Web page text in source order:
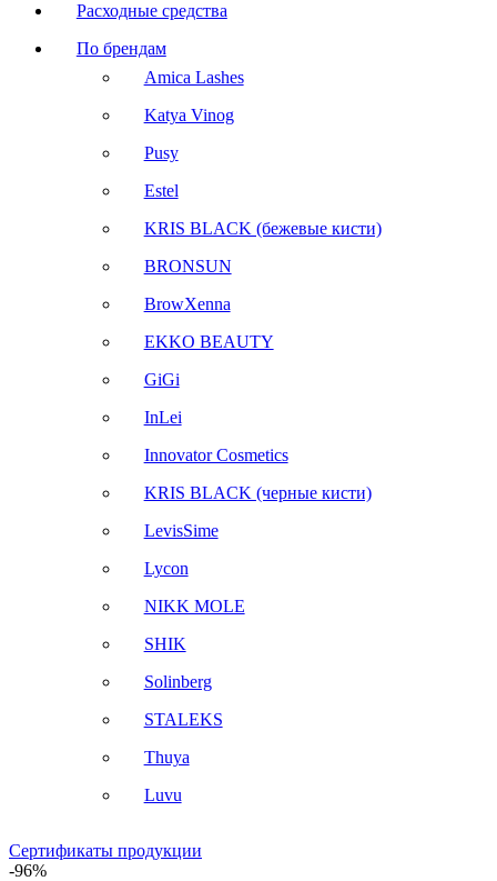
Расходные средства
По брендам
Amica Lashes
Katya Vinog
Pusy
Estel
KRIS BLACK (бежевые кисти)
BRONSUN
BrowXenna
EKKO BEAUTY
GiGi
InLei
Innovator Cosmetics
KRIS BLACK (черные кисти)
LevisSime
Lycon
NIKK MOLE
SHIK
Solinberg
STALEKS
Thuya
Luvu
Сертификаты продукции
-96%